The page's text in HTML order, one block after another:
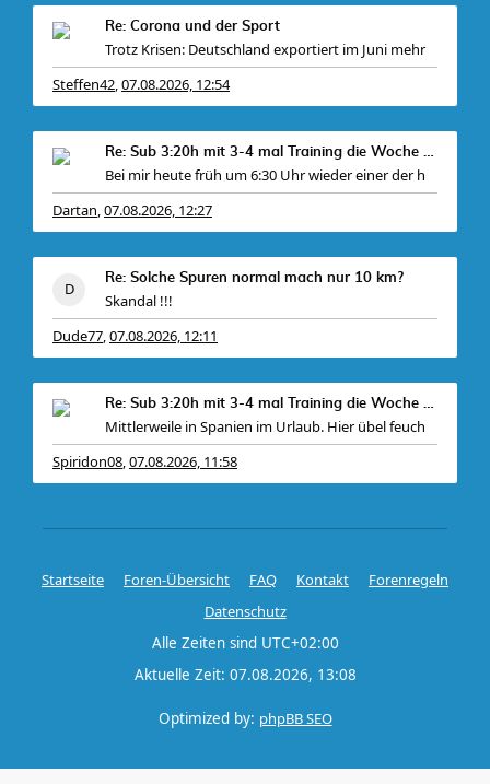
Re: Corona und der Sport
Trotz Krisen: Deutschland exportiert im Juni mehr
Steffen42,07.08.2026, 12:54
Bei mir heute früh um 6:30 Uhr wieder einer der h
Dartan,07.08.2026, 12:27
Re: Solche Spuren normal mach nur 10 km?
Skandal !!!
Dude77,07.08.2026, 12:11
Mittlerweile in Spanien im Urlaub. Hier übel feuch
Spiridon08,07.08.2026, 11:58
Startseite Foren-Übersicht FAQ Kontakt
Forenregeln
Datenschutz
Alle Zeiten sind UTC+02:00
Aktuelle Zeit: 07.08.2026, 13:08
Optimized by: phpBB SEO